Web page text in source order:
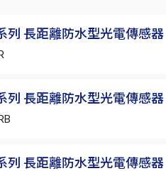
列 長距離防水型光電傳感器
列 長距離防水型光電傳感器
列 長距離防水型光電傳感器